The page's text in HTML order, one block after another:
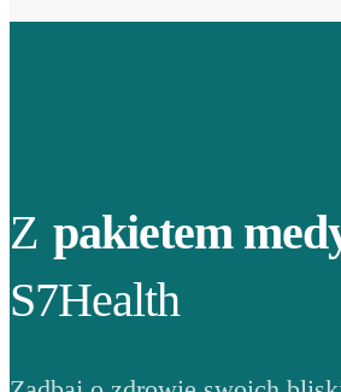
Z pakietem
S7Health